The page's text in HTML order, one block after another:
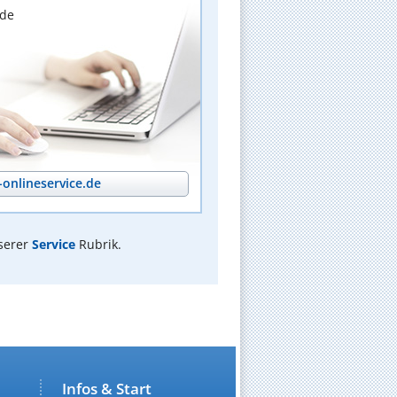
ServiceRubrik.
Infos & Start